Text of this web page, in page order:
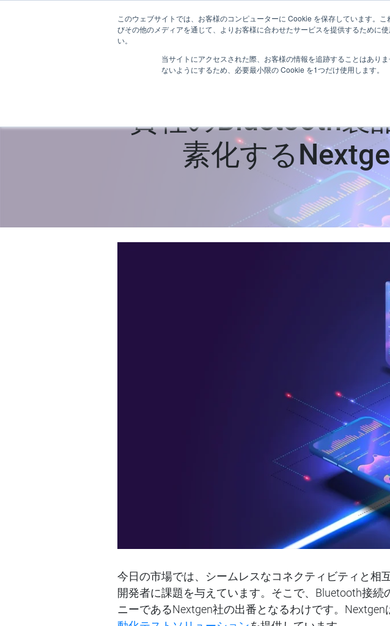
このウェブサイトでは、お客様のコンピューターに Cookie を保存しています。
びその他のメディアを通じて、よりお客様に合わせたサービスを提供するために
い。
当サイトにアクセスされた際、お客様の情報を追跡することはあり
ないようにするため、必要最小限の Cookie を1つだけ使用します。
ホーム 製品&サービス イン
貴社のBluetooth製
素化する
今日の市場では、シームレスなコネクティビティと相
開発者に課題を与えています。そこで、Bluetooth接
ニーであるNextgen社の出番となるわけです。